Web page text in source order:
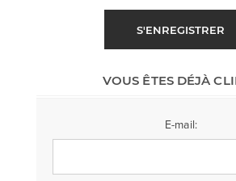
S'ENREGISTRER
VOUS ÊTES DÉJÀ
E-mail: